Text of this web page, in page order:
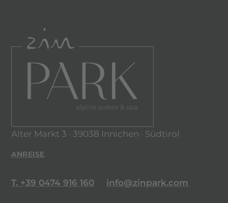
Alter Markt 3 · 39038 Innichen · Südtirol
ANREISE
T. +39 0474 916 160 info@zinpark.com